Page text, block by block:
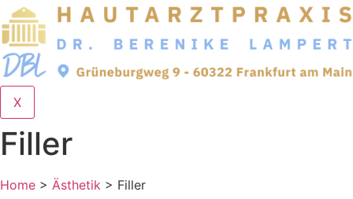
X
Filler
Home > Ästhetik > Filler